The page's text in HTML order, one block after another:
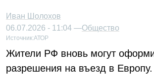
Иван Шолохов
06.07.2026 - 11:04 —Общество
Источник:АТОР
Жители РФ вновь могут
разрешения на въезд в Европу.